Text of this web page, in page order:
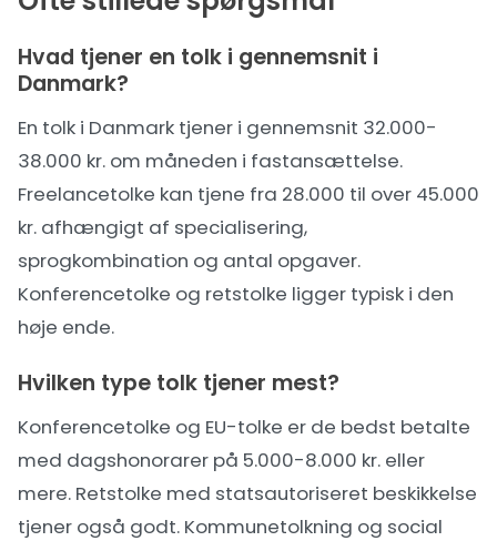
Hvad tjener en tolk i gennemsnit i
Danmark?
En tolk i Danmark tjener i gennemsnit 32.000-
38.000 kr. om måneden i fastansættelse.
Freelancetolke kan tjene fra 28.000 til over 45.000
kr. afhængigt af specialisering,
sprogkombination og antal opgaver.
Konferencetolke og retstolke ligger typisk i den
høje ende.
Hvilken type tolk tjener mest?
Konferencetolke og EU-tolke er de bedst betalte
med dagshonorarer på 5.000-8.000 kr. eller
mere. Retstolke med statsautoriseret beskikkelse
tjener også godt. Kommunetolkning og social